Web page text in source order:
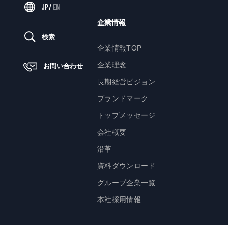
企業情報TOP
長期経営ビジョン
トップメッセージ
サイトのご利用にあたって
顧客情報の取扱いについて
JP/ EN
検索
お問い合わせ
企業情報
企業情報TOP
企業理念
長期経営ビジョン
ブランドマーク
トップメッセージ
会社概要
沿革
資料ダウンロード
グループ企業一覧
本社採用情報